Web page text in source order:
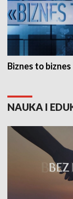
Biznes to biznes
NAUKA I